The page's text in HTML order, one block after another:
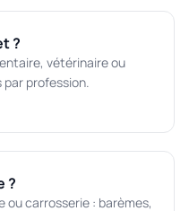
?
vétérinaire ou
profession.
?
ou carrosserie : barèmes,